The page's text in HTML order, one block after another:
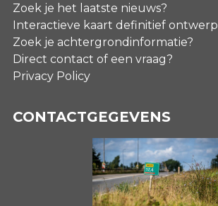
Zoek je het laatste nieuws?
Interactieve kaart definitief ontwerp
Zoek je achtergrondinformatie?
Direct contact of een vraag?
Privacy Policy
CONTACTGEGEVENS